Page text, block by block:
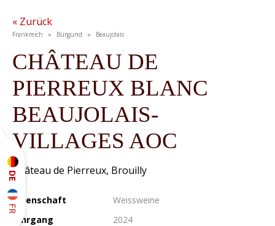
DE
FR
« Zurück
Frankreich » Burgund » Beaujolais
CHÂTEAU DE
PIERREUX BLANC
BEAUJOLAIS-
VILLAGES AOC
Château de Pierreux, Brouilly
Eigenschaft
Weissweine
Jahrgang
2024